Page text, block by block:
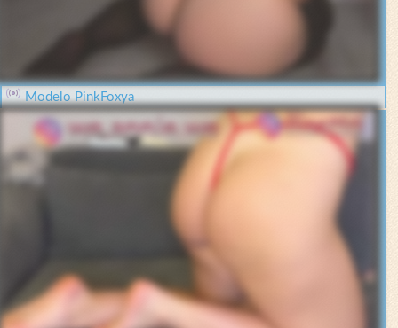
Modelo PinkFoxya